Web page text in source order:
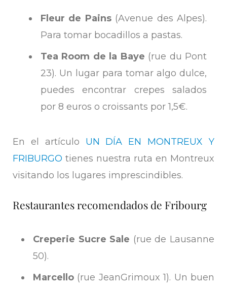
Fleur de Pains(Avenue des Alpes).
Para tomar bocadillos a pastas.
Tea Room de la Baye (rue du Pont
23). Un lugar para tomar algo dulce,
puedes encontrar crepes salados
por 8 euros o croissants por 1,5€.
En el artículo UN DÍA EN MONTREUX Y
FRIBURGO tienes nuestra ruta en Montreux
visitando los lugares imprescindibles.
Restaurantes recomendados de Fribourg
Creperie Sucre Sale (rue de Lausanne
50).
Marcello (rue Jean­Grimoux 1). Un buen